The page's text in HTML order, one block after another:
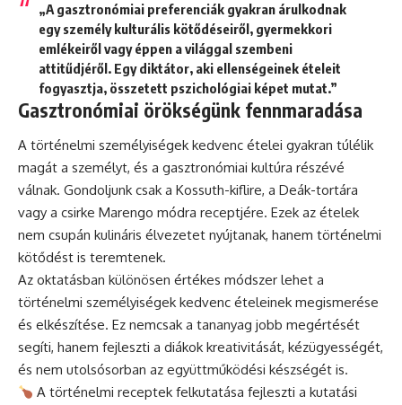
„A gasztronómiai preferenciák gyakran árulkodnak
egy személy kulturális kötődéseiről, gyermekkori
emlékeiről vagy éppen a világgal szembeni
attitűdjéről. Egy diktátor, aki ellenségeinek ételeit
fogyasztja, összetett pszichológiai képet mutat.”
Gasztronómiai örökségünk fennmaradása
A történelmi személyiségek kedvenc ételei gyakran túlélik
magát a személyt, és a gasztronómiai kultúra részévé
válnak. Gondoljunk csak a Kossuth-kiflire, a Deák-tortára
vagy a csirke Marengo módra receptjére. Ezek az ételek
nem csupán kulináris élvezetet nyújtanak, hanem történelmi
kötődést is teremtenek.
Az oktatásban különösen értékes módszer lehet a
történelmi személyiségek kedvenc ételeinek megismerése
és elkészítése. Ez nemcsak a tananyag jobb megértését
segíti, hanem fejleszti a diákok kreativitását, kézügyességét,
és nem utolsósorban az együttműködési készségét is.
A történelmi receptek felkutatása fejleszti a kutatási